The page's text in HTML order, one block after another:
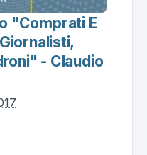
"comprati E
- Claudio